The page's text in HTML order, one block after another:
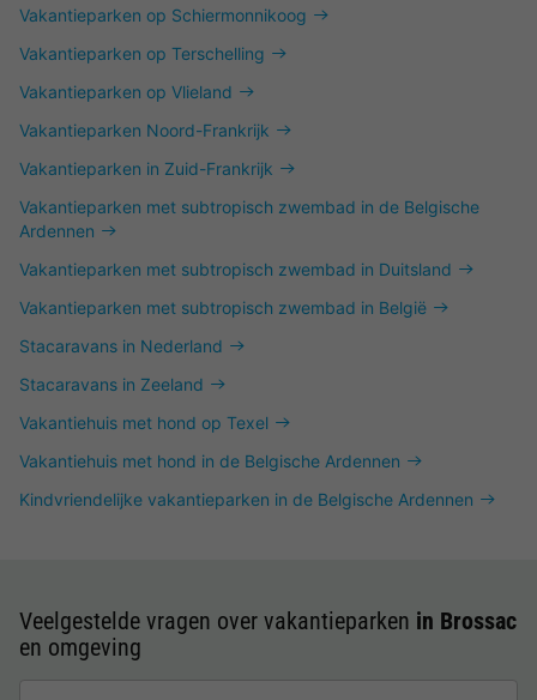
Vakantieparken op Schiermonnikoog
Vakantieparken op Terschelling
Vakantieparken op Vlieland
Vakantieparken Noord-Frankrijk
Vakantieparken in Zuid-Frankrijk
Vakantieparken met subtropisch zwembad in de Belgische
Ardennen
Vakantieparken met subtropisch zwembad in Duitsland
Vakantieparken met subtropisch zwembad in België
Stacaravans in Nederland
Stacaravans in Zeeland
Vakantiehuis met hond op Texel
Vakantiehuis met hond in de Belgische Ardennen
Kindvriendelijke vakantieparken in de Belgische Ardennen
Veelgestelde vragen over vakantieparken in Brossac
en omgeving